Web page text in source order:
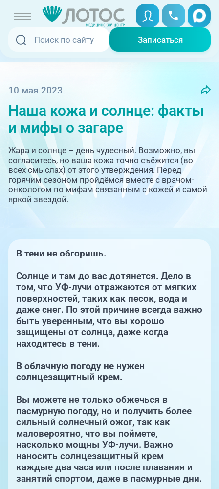
Записаться
Записаться
Специалисты
Акции
Отзывы
Адреса клиник
Блог врачей
Новости
Пациентам
PreventAGE
+7 (351) 220-00-03
Записаться онлайн
Вызвать скорую
Медицина на дому
Телемедицина
+7 (351) 220-03-03
онкологической помощи
+7 (7142) 927-003
Справочный телефон для
жителей Казахстана
10 мая 2023
Наша кожа и солнце: факты
и мифы о загаре
Жара и солнце – день чудесный. Возможно, вы
согласитесь, но ваша кожа точно съёжится (во
всех смыслах) от этого утверждения. Перед
горячим сезоном пройдёмся вместе с врачом-
онкологом по мифам связанным с кожей и самой
яркой звездой.
В тени не обгоришь.
Солнце и там до вас дотянется. Дело в
том, что УФ-лучи отражаются от мягких
поверхностей, таких как песок, вода и
даже снег. По этой причине всегда важно
быть уверенным, что вы хорошо
защищены от солнца, даже когда
находитесь в тени.
В облачную погоду не нужен
солнцезащитный крем.
Вы можете не только обжечься в
пасмурную погоду, но и получить более
сильный солнечный ожог, так как
маловероятно, что вы поймете,
насколько мощны УФ-лучи. Важно
наносить солнцезащитный крем
каждые два часа или после плавания и
занятий спортом, даже в пасмурные дни.